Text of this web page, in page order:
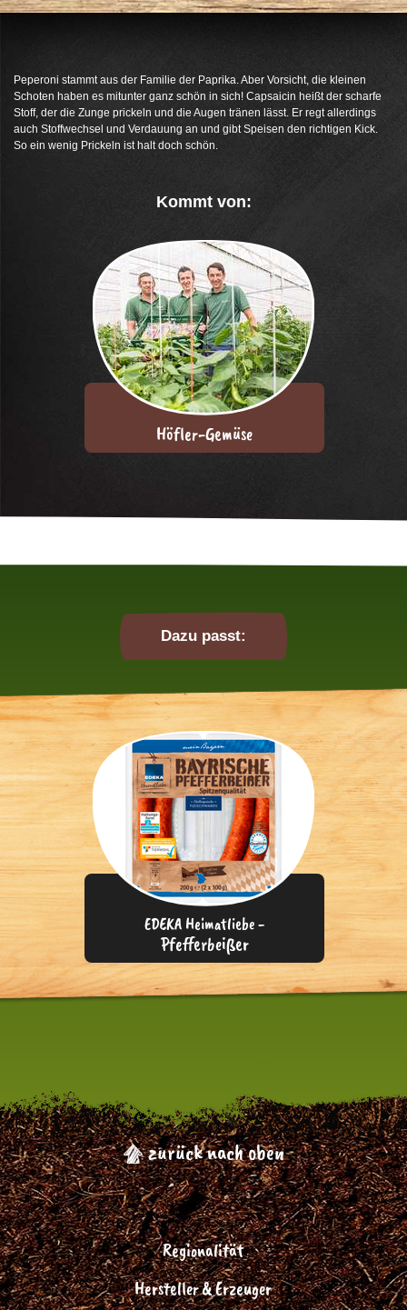
Peperoni stammt aus der Familie der Paprika. Aber Vorsicht, die kleinen
Schoten haben es mitunter ganz schön in sich! Capsaicin heißt der scharfe
Stoff, der die Zunge prickeln und die Augen tränen lässt. Er regt allerdings
auch Stoffwechsel und Verdauung an und gibt Speisen den richtigen Kick.
So ein wenig Prickeln ist halt doch schön.
Kommt von:
Höfler-Gemüse
Dazu passt:
EDEKA Heimatliebe -
Pfefferbeißer
zurück nach oben
Regionalität
Hersteller & Erzeuger